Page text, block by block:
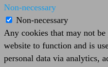
Non-necessary
Non-necessary
Any cookies that may not
website to function and is
personal data via analytics,